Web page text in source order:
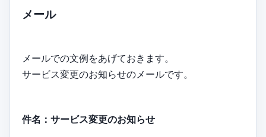
メール
メールでの文例をあげておきます。
サービス変更のお知らせのメールです。
件名：サービス変更のお知らせ